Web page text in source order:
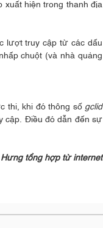
xuất hiện trong thanh địa
lượt truy cập từ các dấu
chuột (và nhà quảng
thi, khi đó thông số gclid
cập. Điều đó dẫn đến sự
Hưng tổng hợp từ internet